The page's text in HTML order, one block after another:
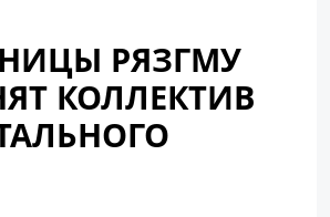
РЯЗГМУ
КОЛЛЕКТИВ